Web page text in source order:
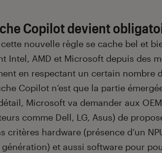
Copilot devient
nouvelle règle se cache bel et
Intel, AMD et Microsoft depuis des
en respectant un certain nombre
Copilot n’est que la partie
Microsoft va demander aux
comme Dell, LG, Asus) de
critères hardware (présence d’un
et aussi software pour